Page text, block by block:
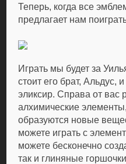
Теперь, когда все
предлагает нам
Играть мы будет за
стоит его брат, Альдус,
эликсир. Справа от вас
алхимические
образуются новые
можете играть с
можете бесконечно
так и глиняные